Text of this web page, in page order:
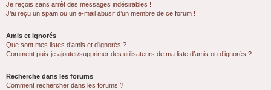
Je reçois sans arrêt des messages indésirables !
J’ai reçu un spam ou un e-mail abusif d’un membre de ce forum !
Amis et ignorés
Que sont mes listes d’amis et d’ignorés ?
Comment puis-je ajouter/supprimer des utilisateurs de ma liste d’amis ou d’ignorés ?
Recherche dans les forums
Comment rechercher dans les forums ?